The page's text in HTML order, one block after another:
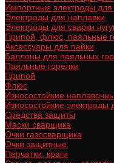
Импортные электроды для
Электроды для наплавки
Электроды для сварки
Припой, флюс, паяльные
Аксессуары для пайки
Баллоны для паяльных
Паяльные горелки
Припой
Флюс
Износостойкие
Износостойкие электроды
Средства защиты
Маски сварщика
Очки газосварщика
Очки защитные
Перчатки, краги